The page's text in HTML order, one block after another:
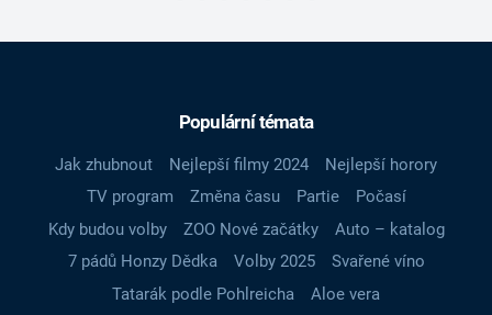
Populární témata
Jak zhubnout Nejlepší filmy 2024
Nejlepší horory
TV program
Změna času Partie
Počasí
Kdy budou volby
ZOO Nové začátky
Auto – katalog
7 pádů Honzy Dědka
Volby 2025
Svařené víno
Tatarák podle Pohlreicha
Aloe vera